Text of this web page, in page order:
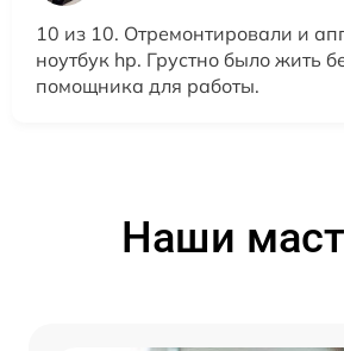
10 из 10. Отремонтировали и
ноутбук hp. Грустно было жить
помощника для работы.
Наши